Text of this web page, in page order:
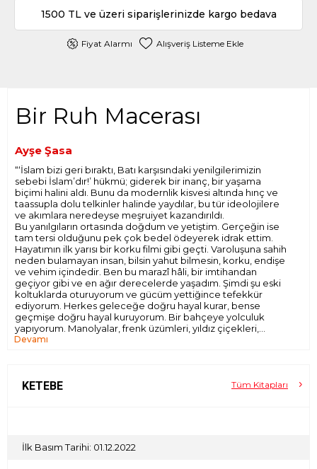
1500 TL ve üzeri siparişlerinizde kargo bedava
Fiyat Alarmı Alışveriş Listeme Ekle
Bir Ruh Macerası
Ayşe Şasa
“‘İslam bizi geri bıraktı, Batı karşısındaki yenilgilerimizin
sebebi İslam’dır!’ hükmü; giderek bir inanç, bir yaşama
biçimi halini aldı. Bunu da modernlik kisvesi altında hınç ve
taassupla dolu telkinler halinde yaydılar, bu tür ideolojilere
ve akımlara neredeyse meşruiyet kazandırıldı.
Bu yanılgıların ortasında doğdum ve yetiştim. Gerçeğin ise
tam tersi olduğunu pek çok bedel ödeyerek idrak ettim.
Hayatımın ilk yarısı bir korku filmi gibi geçti. Varoluşuna sahih
neden bulamayan insan, bilsin yahut bilmesin, korku, endişe
ve vehim içindedir. Ben bu marazî hâli, bir imtihandan
geçiyor gibi ve en ağır derecelerde yaşadım. Şimdi şu eski
koltuklarda oturuyorum ve gücüm yettiğince tefekkür
ediyorum. Herkes geleceğe doğru hayal kurar, bense
geçmişe doğru hayal kuruyorum. Bir bahçeye yolculuk
yapıyorum. Manolyalar, frenk üzümleri, yıldız çiçekleri,
çimenler; tam bir cennet bahçesi… Bir zamanlar, yani
bahçeye dönüyorum. Çimenlerin üzerine seccademi serip
Devamı
KETEBE Tüm Kitapları
İlk Basım Tarihi: 01.12.2022